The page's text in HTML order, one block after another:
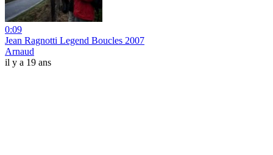
0:09
Jean Ragnotti Legend Boucles 2007
Arnaud
il y a 19 ans